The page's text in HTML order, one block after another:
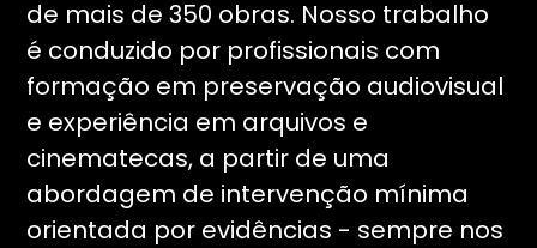
de mais de 350 obras. Nosso trabalho
é conduzido por profissionais com
formação em preservação audiovisual
e experiência em arquivos e
cinematecas, a partir de uma
abordagem de intervenção mínima
orientada por evidências - sempre nos